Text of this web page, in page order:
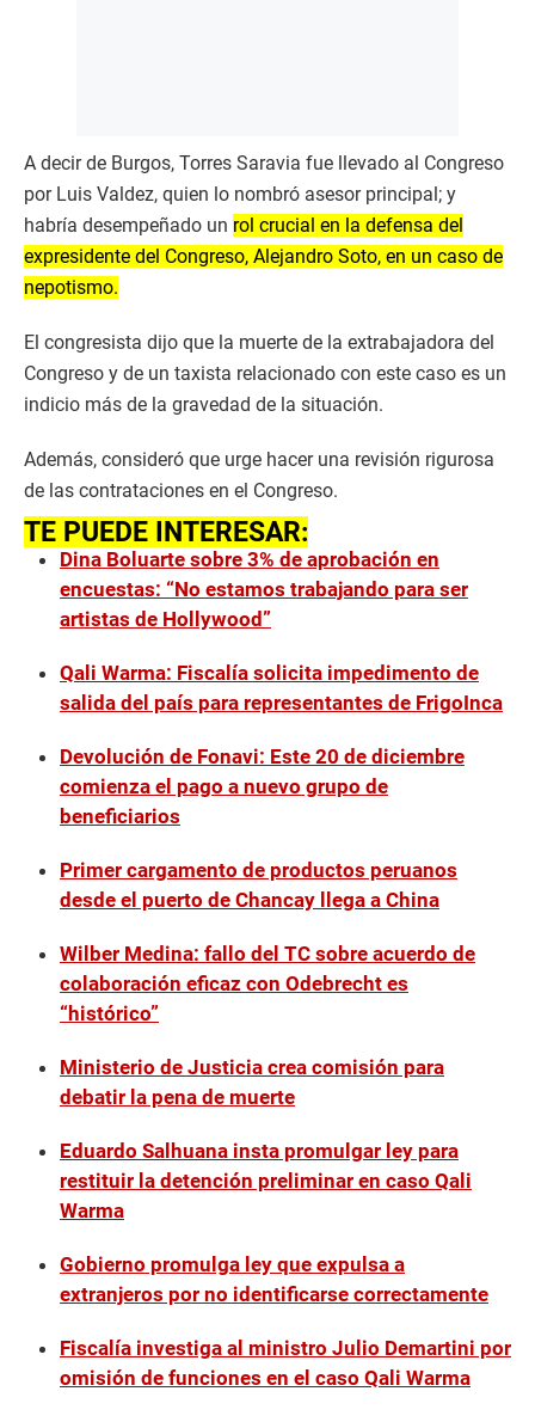
A decir de Burgos, Torres Saravia fue llevado al Congreso
por Luis Valdez, quien lo nombró asesor principal; y
habría desempeñado un rol crucial en la defensa del
expresidente del Congreso, Alejandro Soto, en un caso de
nepotismo.
El congresista dijo que la muerte de la extrabajadora del
Congreso y de un taxista relacionado con este caso es un
indicio más de la gravedad de la situación.
Además, consideró que urge hacer una revisión rigurosa
de las contrataciones en el Congreso.
TE PUEDE INTERESAR:
Dina Boluarte sobre 3% de aprobación en
encuestas: “No estamos trabajando para ser
artistas de Hollywood”
Qali Warma: Fiscalía solicita impedimento de
salida del país para representantes de FrigoInca
Devolución de Fonavi: Este 20 de diciembre
comienza el pago a nuevo grupo de
beneficiarios
Primer cargamento de productos peruanos
desde el puerto de Chancay llega a China
Wilber Medina: fallo del TC sobre acuerdo de
colaboración eficaz con Odebrecht es
“histórico”
Ministerio de Justicia crea comisión para
debatir la pena de muerte
Eduardo Salhuana insta promulgar ley para
restituir la detención preliminar en caso Qali
Warma
Gobierno promulga ley que expulsa a
extranjeros por no identificarse correctamente
Fiscalía investiga al ministro Julio Demartini por
omisión de funciones en el caso Qali Warma